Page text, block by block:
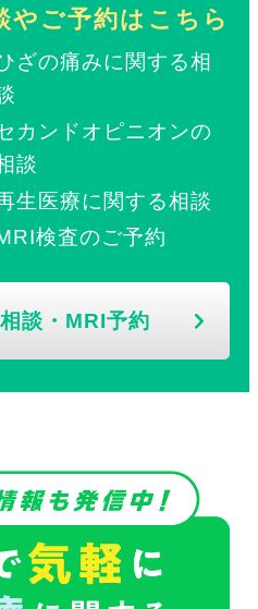
やご予約はこちら
ざの痛みに関する相
カンドオピニオンの
談
生医療に関する相談
検査のご予約
談・MRI予約